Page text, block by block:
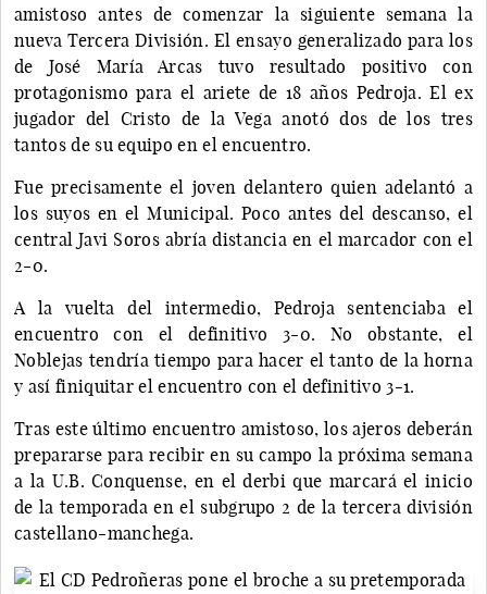
amistoso antes de comenzar la siguiente semana la
nueva Tercera División. El ensayo generalizado para los
de José María Arcas tuvo resultado positivo con
protagonismo para el ariete de 18 años Pedroja. El ex
jugador del Cristo de la Vega anotó dos de los tres
tantos de su equipo en el encuentro.
Fue precisamente el joven delantero quien adelantó a
los suyos en el Municipal. Poco antes del descanso, el
central Javi Soros abría distancia en el marcador con el
2-0.
A la vuelta del intermedio, Pedroja sentenciaba el
encuentro con el definitivo 3-0. No obstante, el
Noblejas tendría tiempo para hacer el tanto de la horna
y así finiquitar el encuentro con el definitivo 3-1.
Tras este último encuentro amistoso, los ajeros deberán
prepararse para recibir en su campo la próxima semana
a la U.B. Conquense, en el derbi que marcará el inicio
de la temporada en el subgrupo 2 de la tercera división
castellano-manchega.